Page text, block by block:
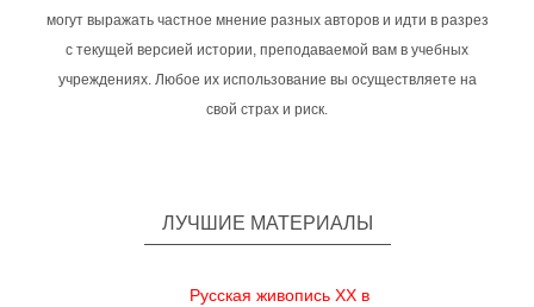
могут выражать частное мнение разных авторов и идти в разрез
с текущей версией истории, преподаваемой вам в учебных
учреждениях. Любое их использование вы осуществляете на
свой страх и риск.
ЛУЧШИЕ МАТЕРИАЛЫ
Русская живопись XX в